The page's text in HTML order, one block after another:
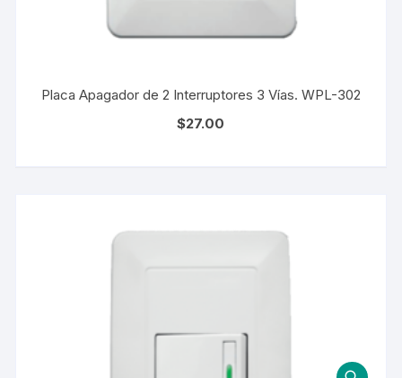
Placa Apagador de 2 Interruptores 3 Vías. WPL-302
$27.00